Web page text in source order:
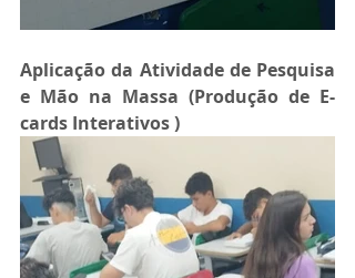
Aplicação da Atividade de Pesquisa
e Mão na Massa (Produção de E-
cards Interativos )